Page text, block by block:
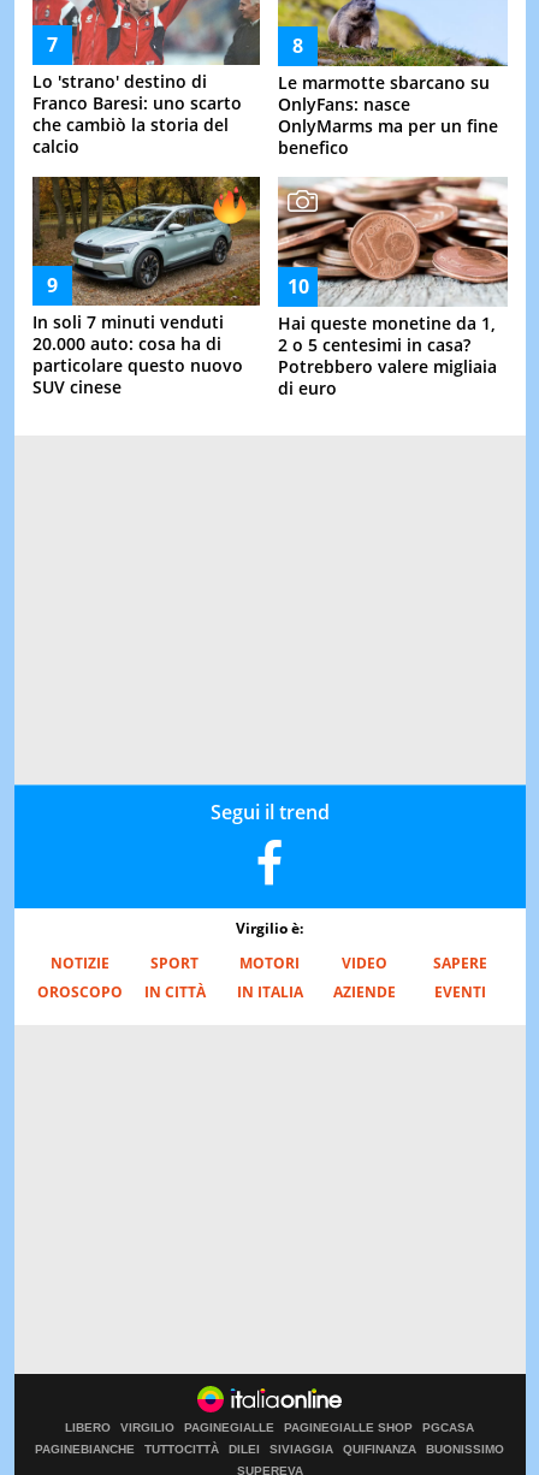
Lo 'strano' destino di
Franco Baresi: uno scarto
che cambiò la storia del
calcio
Le marmotte sbarcano su
OnlyFans: nasce
OnlyMarms ma per un fine
benefico
In soli 7 minuti venduti
20.000 auto: cosa ha di
particolare questo nuovo
SUV cinese
Hai queste monetine da 1,
2 o 5 centesimi in casa?
Potrebbero valere migliaia
di euro
Segui il trend
Virgilio è:
NOTIZIE
SPORT MOTORI VIDEO
SAPERE
OROSCOPO
IN CITTÀ IN ITALIA AZIENDE EVENTI
LIBERO VIRGILIO PAGINEGIALLE PAGINEGIALLE SHOP
PGCASA
PAGINEBIANCHE
TUTTOCITTÀ DILEI SIVIAGGIA QUIFINANZA
BUONISSIMO
SUPEREVA